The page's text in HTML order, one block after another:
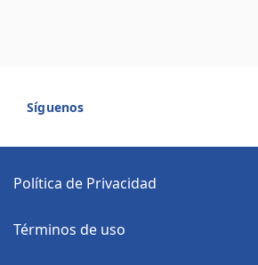
Síguenos
Política de Privacidad
Términos de uso